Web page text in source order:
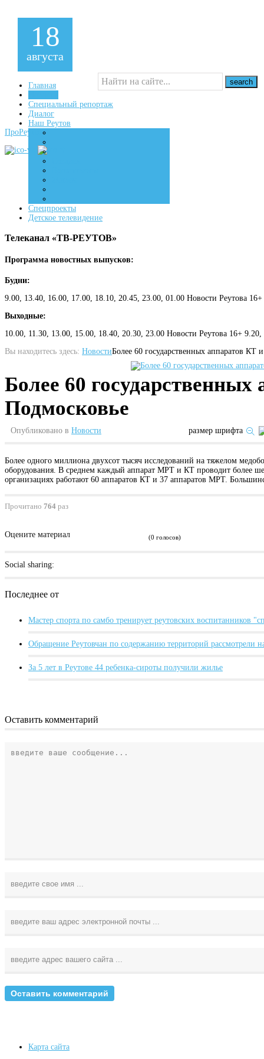
16+
ПроРеутов
Главная
Специальный репортаж
Диалог
Наш Реутов
Спецпроекты
Детское телевидение
Телеканал «ТВ-РЕУТОВ»
Программа новостных выпусков:
Будни:
9.00, 13.40, 16.00, 17.00, 18.10, 20.45, 23.00, 01.00 Новости Реутова
Выходные:
10.00, 11.30, 13.00, 15.00, 18.40, 20.30, 23.00 Новости Реутова 16+
Вы находитесь здесь: НовостиБолее 60 государственных аппаратов
18
августа
Более 60
Подмосковье
Опубликовано в Новости размер шрифта
Более одного миллиона двухсот тысяч исследований на тяжелом
оборудования. В среднем каждый аппарат МРТ и КТ проводит более
организациях работают 60 аппаратов КТ и 37 аппаратов МРТ.
Прочитано 764 раз
Оцените материал (0 голосов)
Social sharing:
Последнее от
Мастер спорта по самбо тренирует реутовских воспитанников
Обращение Реутовчан по содержанию территорий рассмотрели
За 5 лет в Реутове 44 ребенка-сироты получили жилье
Оставить комментарий
Карта сайта